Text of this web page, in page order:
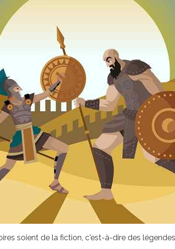
soient de la fiction, c'est-à-dire des légendes